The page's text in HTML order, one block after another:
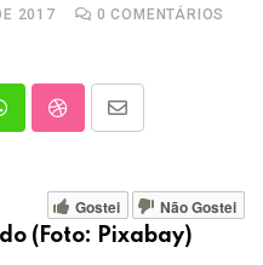
2017 0 COMENTÁRIOS
StumbleUpon
Share
Email
Gostei
Não Gostei
(Foto: Pixabay)